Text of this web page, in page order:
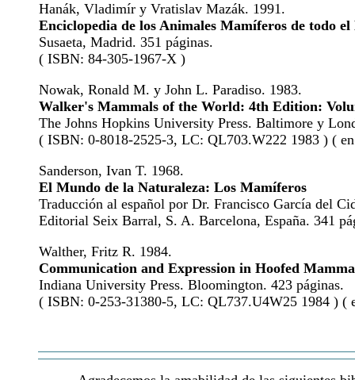
Hanák, Vladimír y Vratislav Mazák. 1991.
Enciclopedia de los Animales Mamíferos de todo
Susaeta, Madrid. 351 páginas.
( ISBN: 84-305-1967-X )
Nowak, Ronald M. y John L. Paradiso. 1983.
Walker's Mammals of the World: 4th Edition:
The Johns Hopkins University Press. Baltimore y
( ISBN: 0-8018-2525-3, LC: QL703.W222 1983 ) (
Sanderson, Ivan T. 1968.
El Mundo de la Naturaleza: Los Mamíferos
Traducción al español por Dr. Francisco García del
Editorial Seix Barral, S. A. Barcelona, España. 341
Walther, Fritz R. 1984.
Communication and Expression in Hoofed
Indiana University Press. Bloomington. 423 páginas.
( ISBN: 0-253-31380-5, LC: QL737.U4W25 1984 ) (